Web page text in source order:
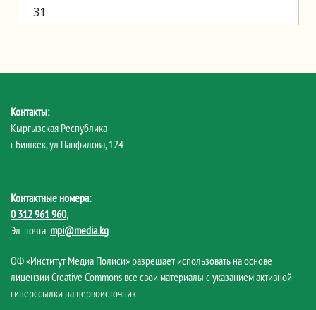
31
Контакты:
Кыргызская Республика
г.Бишкек, ул.Панфилова, 124
Контактные номера:
0 312 961 960,
Эл. почта: mpi@media.kg
ОФ «Институт Медиа Полиси» разрешает использовать на основе
лицензии Creative Commons все свои материалы с указанием активной
гиперссылки на первоисточник.